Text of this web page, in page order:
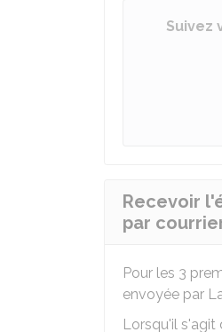
Suivez
Recevoir
par
Pour les 3
envoyée par
Lorsqu'il s'agit